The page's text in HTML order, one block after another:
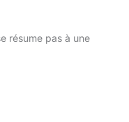
résume pas à une